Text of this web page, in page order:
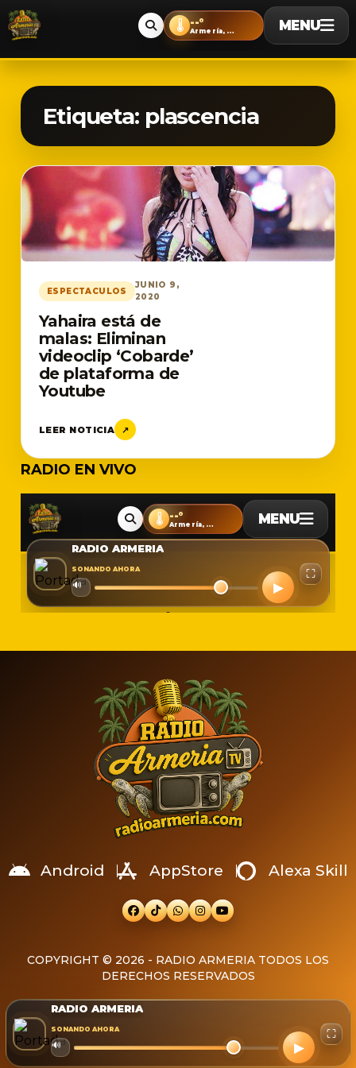
🌡️ --°
Armería, Colima MENU
Etiqueta: plascencia
ESPECTACULOS
JUNIO 9,
2020
Yahaira está de
malas: Eliminan
videoclip ‘Cobarde’
de plataforma de
Youtube
LEER NOTICIA ↗
RADIO EN VIVO
Android AppStore Alexa Skill
COPYRIGHT © 2026 - RADIO ARMERIA TODOS LOS
DERECHOS RESERVADOS
RADIO ARMERIA
SONANDO AHORA
🔊 ▶
⛶